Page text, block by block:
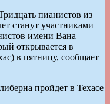
пианистов из
станут участниками
имени Вана
открывается в
в пятницу, сообщает